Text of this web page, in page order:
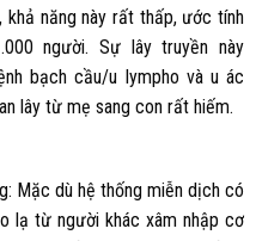
khả năng này rất thấp, ước tính
người. Sự lây truyền này
bạch cầu/u lympho và u ác
lây từ mẹ sang con rất hiếm.
Mặc dù hệ thống miễn dịch có
lạ từ người khác xâm nhập cơ